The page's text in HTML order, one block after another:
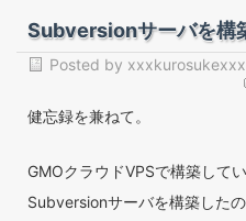
Subversionサーバを構
Posted by xxxkurosukexxx
健忘録を兼ねて。
GMOクラウドVPSで構築して
Subversionサーバを構築したの